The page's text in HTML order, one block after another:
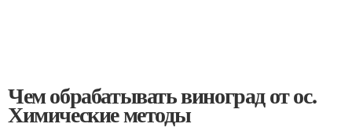
Чем обрабатывать виноград от ос.
Химические методы